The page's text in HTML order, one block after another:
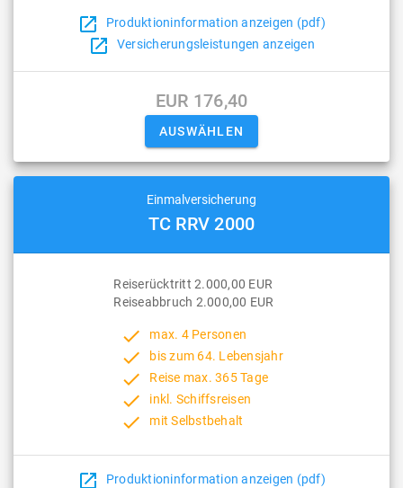
open_in_new Produktioninformation anzeigen (pdf)
open_in_new Versicherungsleistungen anzeigen
EUR 176,40
Einmalversicherung
TC RRV 2000
Reiserücktritt 2.000,00 EUR
Reiseabbruch 2.000,00 EUR
done max. 4 Personen
done bis zum 64. Lebensjahr
done Reise max. 365 Tage
done inkl. Schiffsreisen
done mit Selbstbehalt
open_in_new Produktioninformation anzeigen (pdf)